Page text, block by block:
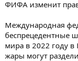
ФИФА изменит
Международная
беспрецедентные
мира в 2022 году в
жары могут